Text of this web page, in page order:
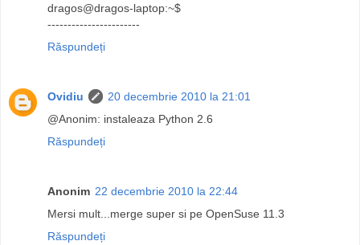
dragos@dragos-laptop:~$
-----------------------
Răspundeți
Ovidiu
20 decembrie 2010 la 21:01
@Anonim: instaleaza Python 2.6
Răspundeți
Anonim 22 decembrie 2010 la 22:44
Mersi mult...merge super si pe OpenSuse 11.3
Răspundeți